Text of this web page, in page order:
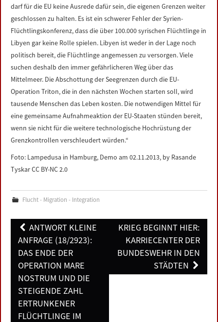
DATENSCHUTZERKLÄRUNG
IMPRESSUM
darf für die EU keine Ausrede dafür sein, die eigenen Grenzen weiter
geschlossen zu halten. Es ist ein schwerer Fehler der Syrien-
Flüchtlingskonferenz, dass die über 100.000 syrischen Flüchtlinge in
Libyen gar keine Rolle spielen. Libyen ist weder in der Lage noch
politisch bereit, die Flüchtlinge angemessen zu versorgen. Viele
suchen deshalb den immer gefährlicheren Weg über das
Mittelmeer. Die Abschottung der Seegrenzen durch die EU-
Operation Triton, die in den nächsten Wochen starten soll, wird
tausende Menschen das Leben kosten. Die notwendigen Mittel für
eine gemeinsame Aufnahmeaktion der EU-Staaten stünden bereit,
wenn sie nicht für die weitere technologische Hochrüstung der
Grenzkontrollen verschleudert würden.“
Foto: Lampedusa in Hamburg, Demo am 02.11.2013, by Rasande
Tyskar CC BY-NC 2.0
Flucht - Migration - Integration
Post
navigation
ANTWORT KLEINE
ANFRAGE (18/2923):
DAS ENDE DER
OPERATION MARE
NOSTRUM UND DIE
STEIGENDE ZAHL
ERTRUNKENER
FLÜCHTLINGE IM
KRIEG BEGINNT HIER:
KARRIECENTER DER
BUNDESWEHR IN DEN
STÄDTEN